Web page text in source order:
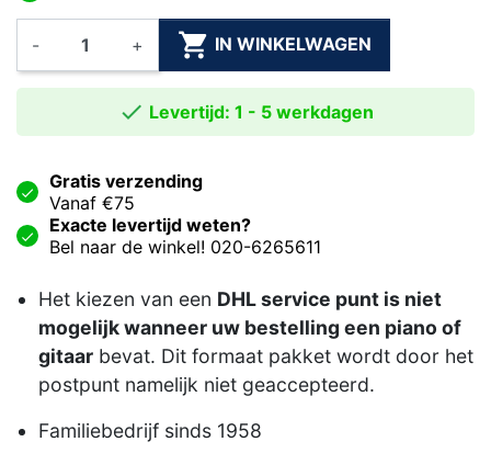
- +  IN WINKELWAGEN
 Levertijd: 1 - 5 werkdagen
Gratis verzending
Vanaf €75
Exacte levertijd weten?
Bel naar de winkel! 020-6265611
Het kiezen van een DHL service punt is niet
mogelijk wanneer uw bestelling een piano of
gitaar bevat. Dit formaat pakket wordt door het
postpunt namelijk niet geaccepteerd.
Familiebedrijf sinds 1958